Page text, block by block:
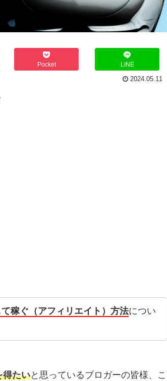
Pocket LINE
2024.05.11
稼ぐ（アフィリエイト）方法につい
得たいと思っているブロガーの皆様、こ